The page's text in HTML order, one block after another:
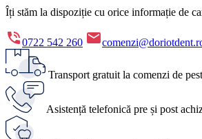
Îți stăm la dispoziție cu orice informație de
0722 542 260
Transport gratuit la comenzi de
Asistență telefonică pre și post